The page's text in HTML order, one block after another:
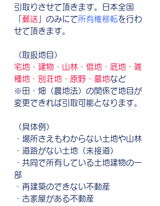
引取りさせて頂きます。日本全国
郵送 」のみにて所有権移転を行わ
せて頂きます。
（取扱地目）
宅地・建物・山林・借地・底地・雑
種地・別荘地・原野・墓地など
※田・畑（農地法）の関係で地目が
変更できれば引取可能となります。
（具体例）
・場所さえもわからない土地や山林
・道路がない土地（未接道）
・共同で所有している土地建物の一
部
・再建築のできない不動産
・古家屋がある不動産